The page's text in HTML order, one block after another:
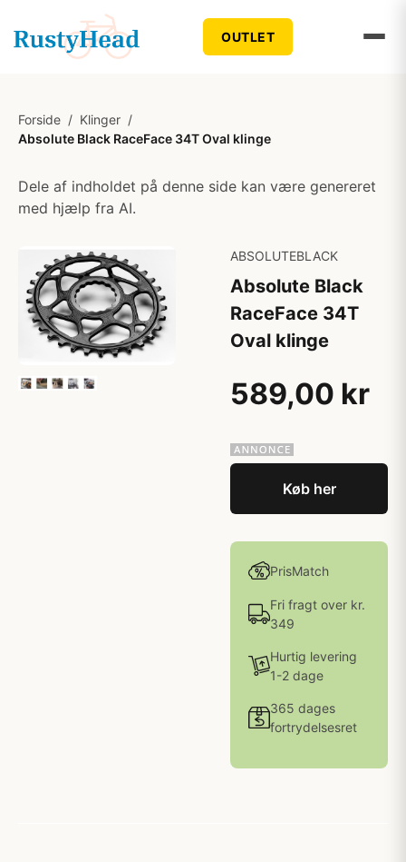
OUTLET
Forside / Klinger /
Absolute Black RaceFace 34T Oval klinge
Dele af indholdet på denne side kan være genereret
med hjælp fra AI.
ABSOLUTEBLACK
Absolute Black
RaceFace 34T
Oval klinge
589,00 kr
Køb her
PrisMatch
Fri fragt over kr.
349
Hurtig levering
1-2 dage
365 dages
fortrydelsesret